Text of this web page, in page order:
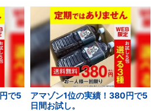
で5
アマゾン1位の実績！380円で5
日間お試し。